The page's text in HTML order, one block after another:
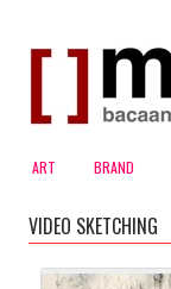
ART BRAND
VIDEO SKETCHING